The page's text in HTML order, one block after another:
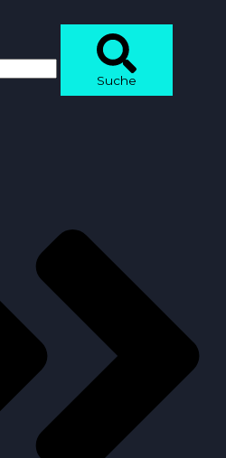
Suche